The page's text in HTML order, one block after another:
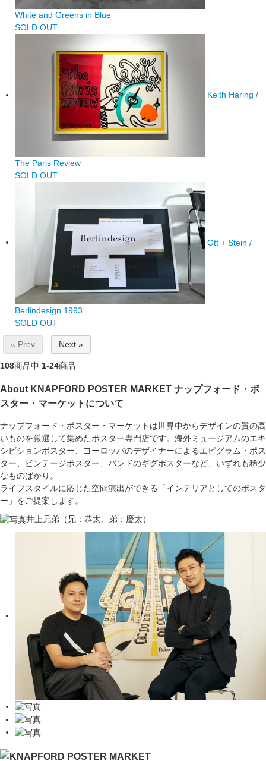
White and Greens in Blue
SOLD OUT
Keith Haring /
The Paris Review
SOLD OUT
Ott + Stein /
Berlindesign 1993
SOLD OUT
« Prev Next »
108商品中 1-24商品
About KNAPFORD POSTER MARKET ナップフォード・ポ
スター・マーケットについて
ナップフォード・ポスター・マーケットは世界中からデザインの質の高
いものを厳選して集めたポスター専門店です。海外ミュージアムのエキ
シビションポスター、ヨーロッパのデザイナーによるエピグラム・ポス
ター、ビンテージポスター、バンドのギグポスターなど、いずれも稀少
なものばかり。
ライフスタイルに応じた空間演出ができる「インテリアとしてのポスタ
ー」をご提案します。
井上兄弟（兄：恭太、弟：慶太）